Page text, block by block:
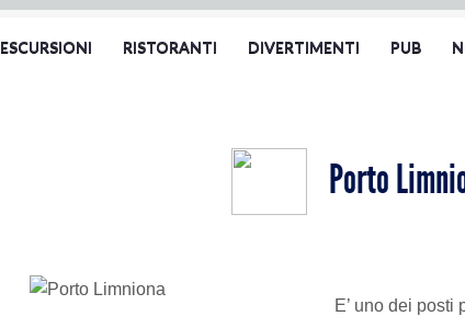
ESCURSIONI RISTORANTI DIVERTIMENTI PUB
Porto
E’ uno dei posti